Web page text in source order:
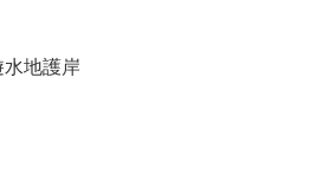
地護岸